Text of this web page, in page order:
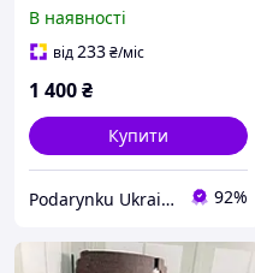
кольори
В наявності
від233₴/міс
1 400₴
Купити
Podarynku Ukraine 92%